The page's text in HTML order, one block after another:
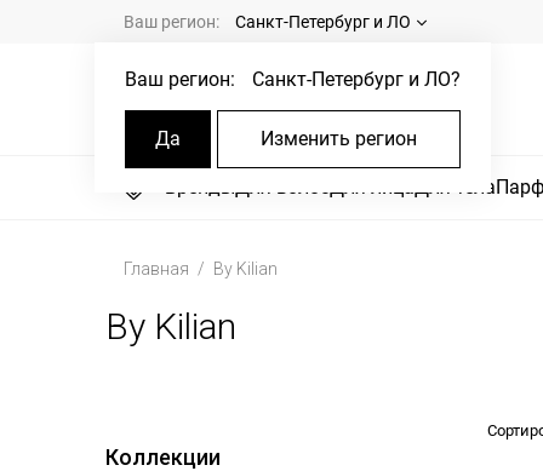
Ваш регион: Санкт-Петербург и ЛО
Ваш регион: Санкт-Петербург и ЛО?
Да Изменить регион
БрендыДля волосДля лицаДля тела
Главная By Kilian
By Kilian
Коллекции